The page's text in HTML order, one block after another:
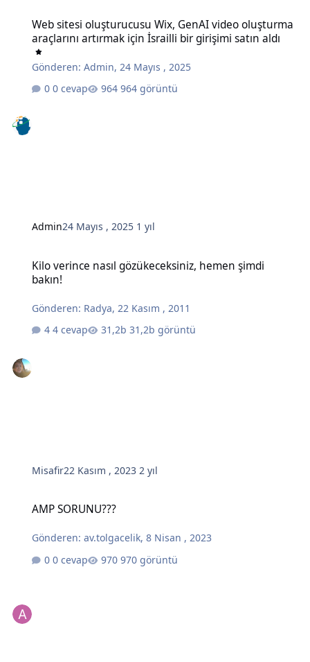
Web sitesi oluşturucusu Wix, GenAI video oluşturma
araçlarını artırmak için İsrailli bir girişimi satın aldı
Gönderen:Admin, 24 Mayıs , 2025
0 cevap
964 görüntü
Admin24 Mayıs , 2025 1 yıl
Kilo verince nasıl gözükeceksiniz, hemen şimdi
bakın!
Gönderen: Radya, 22 Kasım , 2011
4 cevap
31,2b görüntü
Misafir22 Kasım , 20232 yıl
AMP SORUNU???
Gönderen:av.tolgacelik,8 Nisan , 2023
0 cevap
970 görüntü